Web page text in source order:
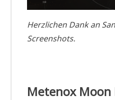
Herzlichen Dank an
Screenshots.
Metenox Moon